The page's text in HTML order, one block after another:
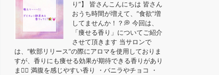
り”】 皆さんこんにちは 皆さん
おうち時間が増えて、”食欲”増
してませんか！？💭 今回は、
「痩せる香り」についてご紹介
させて頂きます 当サロンで
は、”軟部リリース”の際にアロマを使用しておりま
すが、香りにも痩せる効果が期待できる香りがあり
ます🏻 ️満腹を感じやすい香り ・バニラやチョコ ・